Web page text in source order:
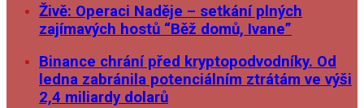
Živě: Operaci Naděje – setkání plných
zajímavých hostů “Běž domů, Ivane”
Binance chrání před kryptopodvodníky. Od
ledna zabránila potenciálním ztrátám ve výši
2,4 miliardy dolarů